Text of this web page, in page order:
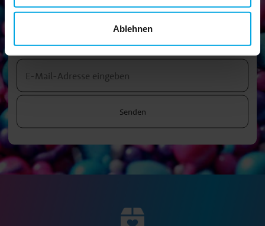
Ablehnen
Newsletter!
Melden Sie sich für unseren Newsletter an und erhalten Sie
tolle Tipps und Angebote
Senden